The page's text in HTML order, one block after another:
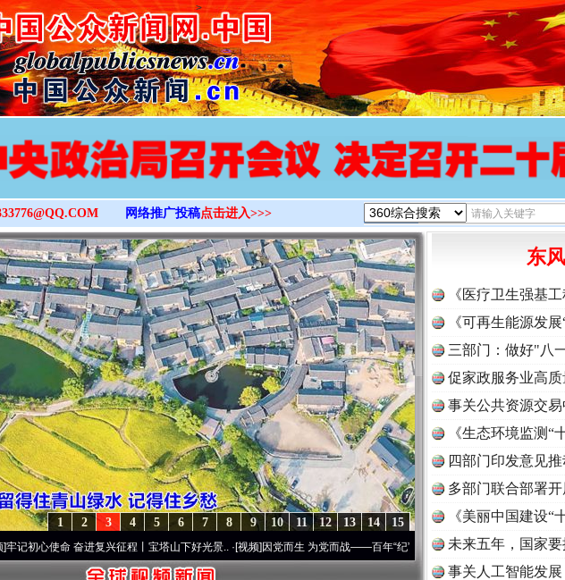
>
网络推广投稿点击进入>>>
15
14
13
12
11
10
9
8
7
6
5
4
3
2
1
命 奋进复兴征程丨宝塔山下好光景..·[视频]因党而生 为党而战——百年“纪”事⑧加强纪律.. ·[视频]牢记初心使命 奋进复
东
《医疗卫生强基
《可再生能源发
三部门：做好"八
促家政服务业高
事关公共资源交
《生态环境监测“
读
四部门印发意见
多部门联合部署
《美丽中国建设“
未来五年，国家
事关人工智能发